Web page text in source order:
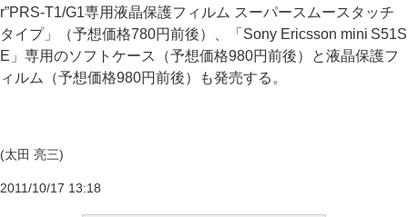
r”PRS-T1/G1専用液晶保護フィルム スーパースムースタッチ
タイプ」（予想価格780円前後）、「Sony Ericsson mini S51S
E」専用のソフトケース（予想価格980円前後）と液晶保護フ
ィルム（予想価格980円前後）も発売する。
(太田 亮三)
2011/10/17 13:18